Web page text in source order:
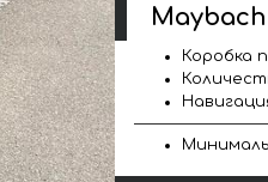
Коробка